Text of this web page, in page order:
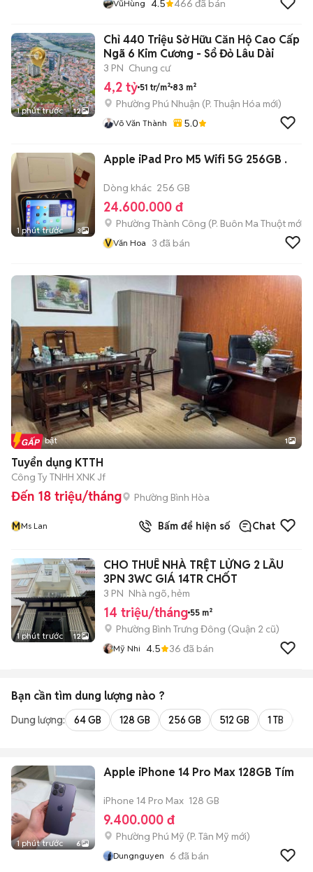
VũHùng 4.5 466 đã bán
1 phút trước 12
Chỉ 440 Triệu Sở Hữu Căn Hộ Cao Cấp
Ngã 6 Kim Cương - Sổ Đỏ Lâu Dài
3 PN Chung cư
4,2 tỷ 51 tr/m² 83 m²
Phường Phú Nhuận (P. Thuận Hóa mới)
Võ Văn Thành 5.0
1 phút trước 3
Apple iPad Pro M5 Wifi 5G 256GB .
Dòng khác 256 GB
24.600.000 đ
Phường Thành Công (P. Buôn Ma Thuột mới)
VVăn Hoa 3 đã bán
Tin nổi bật 1
Tuyển dụng KTTH
Công Ty TNHH XNK Jf
Đến 18 triệu/tháng Phường Bình Hòa
MMs Lan Bấm để hiện số Chat
1 phút trước 12
CHO THUÊ NHÀ TRỆT LỬNG 2 LẦU
3PN 3WC GIÁ 14TR CHỐT
3 PN Nhà ngõ, hẻm
14 triệu/tháng 55 m²
Phường Bình Trưng Đông (Quận 2 cũ)
Mỹ Nhi 4.5 36 đã bán
Bạn cần tìm dung lượng nào ?
Dung lượng: 64 GB 128 GB 256 GB 512 GB 1 TB
1 phút trước 6
Apple iPhone 14 Pro Max 128GB Tím
iPhone 14 Pro Max 128 GB
9.400.000 đ
Phường Phú Mỹ (P. Tân Mỹ mới)
Dungnguyen 6 đã bán